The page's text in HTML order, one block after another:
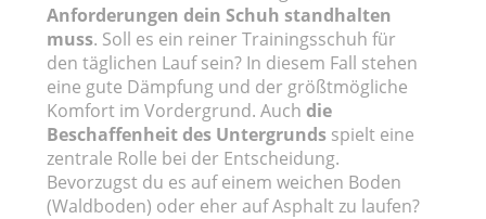
Anforderungen dein Schuh standhalten
muss. Soll es ein reiner Trainingsschuh für
den täglichen Lauf sein? In diesem Fall stehen
eine gute Dämpfung und der größtmögliche
Komfort im Vordergrund. Auchdie
Beschaffenheit des Untergrunds spielt eine
zentrale Rolle bei der Entscheidung.
Bevorzugst du es auf einem weichen Boden
(Waldboden) oder eher auf Asphalt zu laufen?